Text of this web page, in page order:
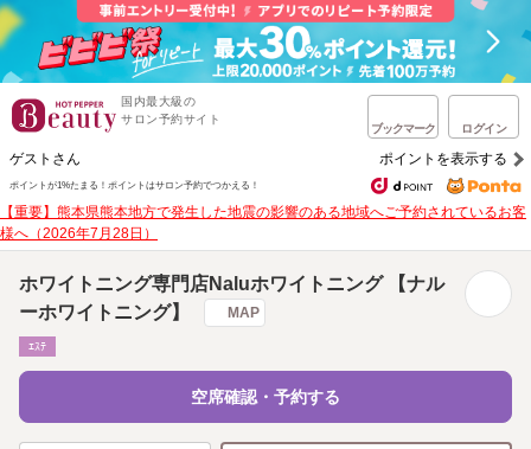
国内最大級の
サロン予約サイト
ブックマーク ログイン
ゲストさん ポイントを表示する
ポイントが1%たまる！ ポイントはサロン予約でつかえる！
【重要】熊本県熊本地方で発生した地震の影響のある地域へご予約されているお客
様へ（2026年7月28日）
ホワイトニング専門店Naluホワイトニング 【ナル
ーホワイトニング】
MAP
ｴｽﾃ
空席確認・予約する